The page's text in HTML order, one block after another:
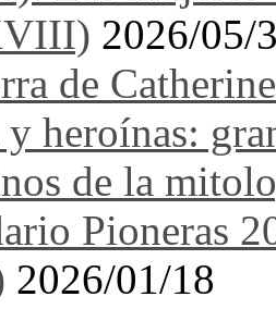
2026/05/
de Catherine
heroínas:
de la
Pioneras
2026/01/18